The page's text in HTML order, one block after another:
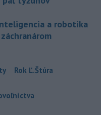
a robotika
Rok Ľ.Štúra